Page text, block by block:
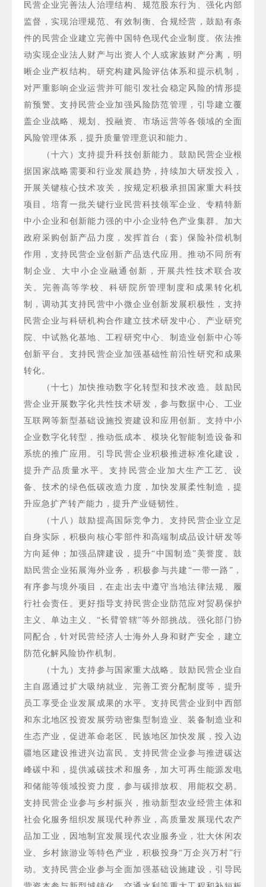
民营企业完善法人治理结构、规范股东行为、强化内部
监督，实现治理规范、有效制衡、合规经营，鼓励有条
件的民营企业建立完善中国特色现代企业制度。依法推
动实现企业法人财产与出资人个人或家族财产分离，明
晰企业产权结构。研究构建风险评估体系和提示机制，
对严重影响企业运营并可能引发社会稳定风险的情形提
前预警。支持民营企业加强风险防范管理，引导建立覆
盖企业战略、规划、投融资、市场运营等各领域的全面
风险管理体系，提升质量管理意识和能力。
（十六）支持提升科技创新能力。鼓励民营企业根
据国家战略需要和行业发展趋势，持续加大研发投入，
开展关键核心技术攻关，按规定积极承担国家重大科技
项目。培育一批关键行业民营科技领军企业、专精特新
中小企业和创新能力强的中小企业特色产业集群。加大
政府采购创新产品力度，发挥首台（套）保险补偿机制
作用，支持民营企业创新产品迭代应用。推动不同所有
制企业、大中小企业融通创新，开展共性技术联合攻
关。完善高等学校、科研院所管理制度和成果转化机
制，调动其支持民营中小微企业创新发展积极性，支持
民营企业与科研机构合作建立技术研发中心、产业研究
院、中试熟化基地、工程研究中心、制造业创新中心等
创新平台。支持民营企业加强基础性前沿性研究和成果
转化。
（十七）加快推动数字化转型和技术改造。鼓励民
营企业开展数字化共性技术研发，参与数据中心、工业
互联网等新型基础设施投资建设和应用创新。支持中小
企业数字化转型，推动低成本、模块化智能制造设备和
系统的推广应用。引导民营企业积极推进标准化建设，
提升产品质量水平。支持民营企业加大生产工艺、设
备、技术的绿色低碳改造力度，加快发展柔性制造，提
升应急扩产转产能力，提升产业链韧性。
（十八）鼓励提高国际竞争力。支持民营企业立足
自身实际，积极向核心零部件和高端制成品设计研发等
方向延伸；加强品牌建设，提升“中国制造”美誉度。鼓
励民营企业拓展海外业务，积极参与共建“一带一路”，
有序参与境外项目，在走出去中遵守当地法律法规、履
行社会责任。更好指导支持民营企业防范应对贸易保护
主义、单边主义、“长臂管辖”等外部挑战。强化部门协
同配合，针对民营经济人士海外人身和财产安全，建立
防范化解风险协作机制。
（十九）支持参与国家重大战略。鼓励民营企业自
主自愿通过扩大吸纳就业、完善工资分配制度等，提升
员工享受企业发展成果的水平。支持民营企业到中西部
和东北地区投资发展劳动密集型制造业、装备制造业和
生态产业，促进革命老区、民族地区加快发展，投入边
疆地区建设推进兴边富民。支持民营企业参与推进碳达
峰碳中和，提供减碳技术和服务，加大可再生能源发电
和储能等领域投资力度，参与碳排放权、用能权交易。
支持民营企业参与乡村振兴，推动新型农业经营主体和
社会化服务组织发展现代种养业，高质量发展现代农产
品加工业，因地制宜发展现代农业服务业，壮大休闲农
业、乡村旅游业等特色产业，积极投身“万企兴万村”行
动。支持民营企业参与全面加强基础设施建设，引导民